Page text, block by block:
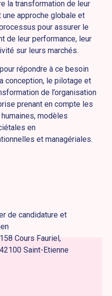
la transformation de leur
approche globale et
pour assurer le
de leur performance, leur
sur leurs marchés.
répondre à ce besoin
conception, le pilotage et
de l’organisation
prenant en compte les
modèles
en
et managériales.
de candidature et
158 Cours Fauriel,
42100 Saint-Etienne